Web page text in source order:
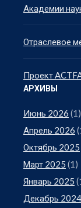
Академии
Отраслевое
Проект
АРХИВЫ
Июнь 2026 (1)
Апрель 2026
Октябрь 2025
Март 2025 (1)
Январь 2025
Декабрь 2024